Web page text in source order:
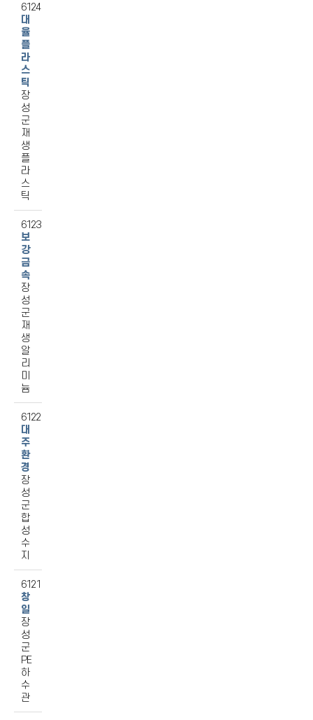
6124
대
율
플
라
스
틱
장
성
군
재
생
플
라
스
틱
6123
보
강
금
속
장
성
군
재
생
알
리
미
늄
6122
대
주
환
경
장
성
군
합
성
수
지
6121
창
일
장
성
군
PE
하
수
관